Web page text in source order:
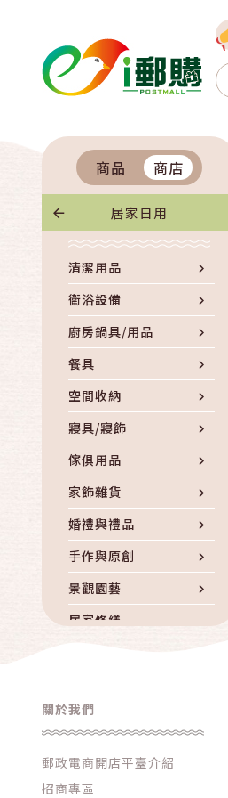
商品 商店
居家日用
清潔用品
衛浴設備
廚房鍋具/用品
餐具
空間收納
寢具/寢飾
傢俱用品
家飾雜貨
婚禮與禮品
手作與原創
景觀園藝
居家修繕
其他居家生活
關於我們
郵政電商開店平臺介紹
招商專區